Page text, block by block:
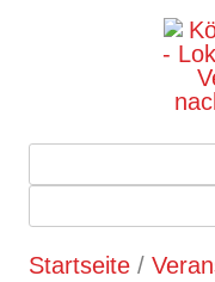
Startseite /